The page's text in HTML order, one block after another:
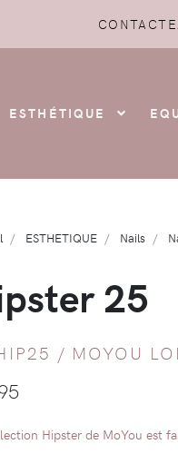
ESTHÉTIQUE
ESTHETIQUE Nails
25
/ MOYOU
Hipster de MoYou est